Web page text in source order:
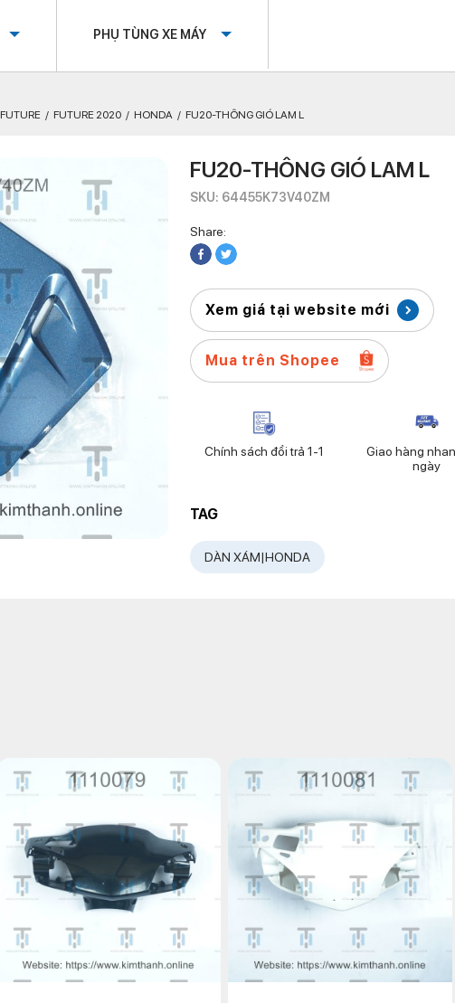
PHỤ TÙNG XE MÁY
FUTURE FUTURE 2020 HONDA FU20-THÔNG GIÓ LAM L
FU20-THÔNG GIÓ LAM L
SKU: 64455K73V40ZM
Share:
Xem giá tại website mới
Mua trên Shopee
Chính sách đổi trả 1-1
Giao hàng
ngày
TAG
DÀN XÁM|HONDA